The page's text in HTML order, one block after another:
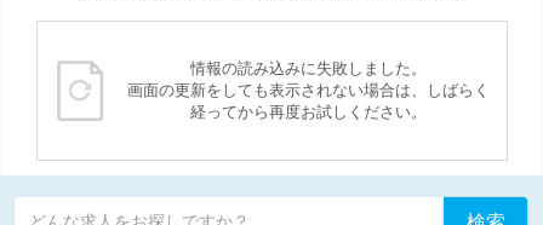
情報の読み込みに失敗しました。
画面の更新をしても表示されない場合は、しばらく
経ってから再度お試しください。